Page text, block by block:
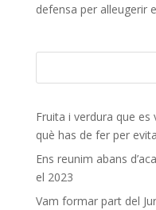
defensa per alleugerir
Fruita i verdura que es
què has de fer per
Ens reunim abans
el 2023
Vam formar part del